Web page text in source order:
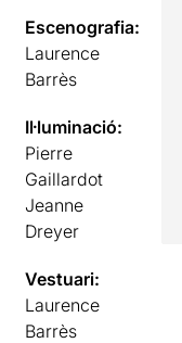
Escenografia:
Laurence
Barrès
Il·luminació:
Pierre
Gaillardot
Jeanne
Dreyer
Vestuari:
Laurence
Barrès